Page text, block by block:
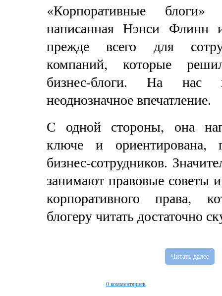
«Корпоративные
написанная Нэнси Флинн
прежде всего для
компаний, которые
бизнес-блоги. На нас
неоднозначное впечатление.
С одной стороны, она
ключе и ориентирована,
бизнес-сотрудников.
занимают правовые советы
корпоративного права,
блогеру читать достаточно
Читать далее
0 комментариев